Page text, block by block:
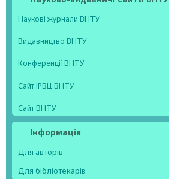
Наукові журнали ВНТУ
Видавництво ВНТУ
Конференції ВНТУ
Сайт ІРВЦ ВНТУ
Сайт ВНТУ
Інформація
Для авторів
Для бібліотекарів